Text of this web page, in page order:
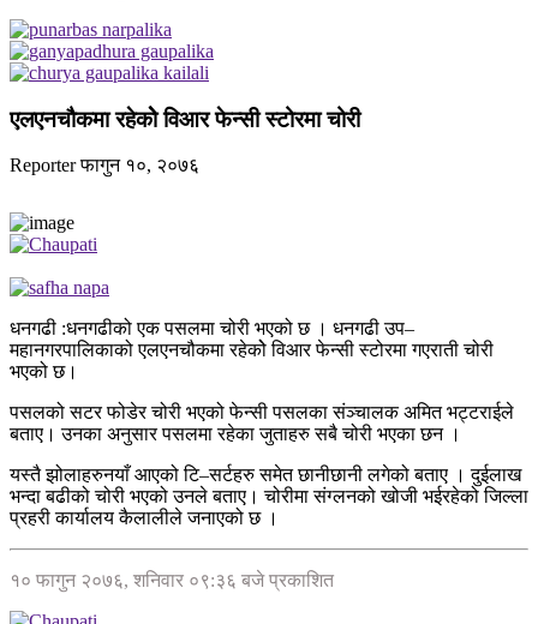
एलएनचौकमा रहेकोे विआर फेन्सी स्टोरमा चोरी
Reporterफागुन १०, २०७६
धनगढी :धनगढीको एक पसलमा चोरी भएको छ । धनगढी उप–
महानगरपालिकाको एलएनचौकमा रहेकोे विआर फेन्सी स्टोरमा गएराती चोरी
भएको छ।
पसलको सटर फोडेर चोरी भएको फेन्सी पसलका संञ्चालक अमित भट्टराईले
बताए। उनका अनुसार पसलमा रहेका जुताहरु सबै चोरी भएका छन ।
यस्तै झोलाहरुनयाँ आएको टि–सर्टहरु समेत छानीछानी लगेको बताए । दुईलाख
भन्दा बढीको चोरी भएको उनले बताए। चोरीमा संग्लनको खोजी भईरहेको जिल्ला
प्रहरी कार्यालय कैलालीले जनाएको छ ।
१० फागुन २०७६, शनिवार ०९:३६ बजे प्रकाशित